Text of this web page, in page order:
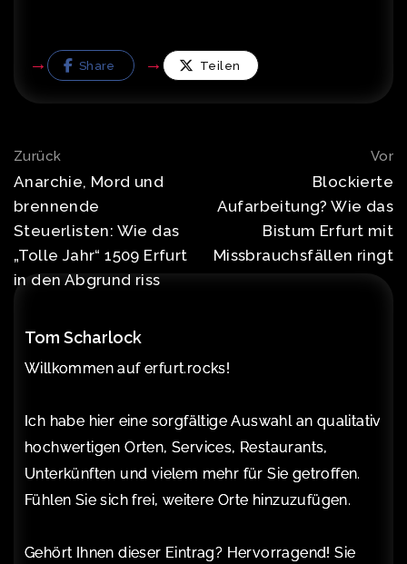
Share Teilen
Post
navigation
Zurück
Anarchie, Mord und
brennende
Steuerlisten: Wie das
„Tolle Jahr“ 1509 Erfurt
in den Abgrund riss
Vor
Blockierte
Aufarbeitung? Wie das
Bistum Erfurt mit
Missbrauchsfällen ringt
Tom Scharlock
Willkommen auf erfurt.rocks!
Ich habe hier eine sorgfältige Auswahl an qualitativ
hochwertigen Orten, Services, Restaurants,
Unterkünften und vielem mehr für Sie getroffen.
Fühlen Sie sich frei, weitere Orte hinzuzufügen.
Gehört Ihnen dieser Eintrag? Hervorragend! Sie